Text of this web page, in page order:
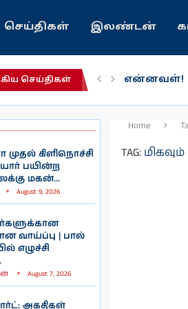
செய்திகள் இலண்டன்
செய்திகள்
என்னவள்!
முதல் கிளிநொச்சி
பயின்ற
மகன்...
August 9, 2026
வாய்ப்பு | பால்
எழுச்சி
August 7, 2026
அகதிகள்
Home
TAG: